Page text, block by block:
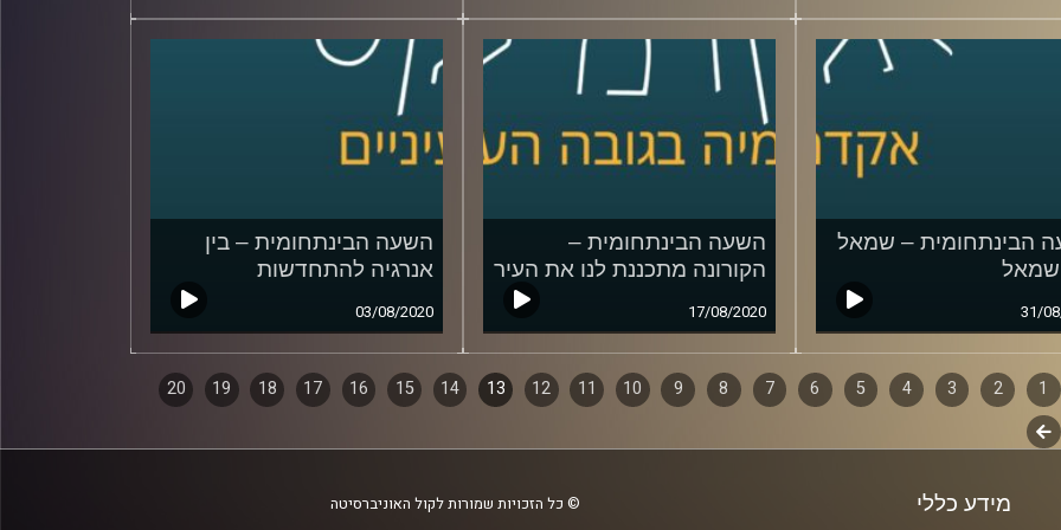
הבינתחומית – שמאל
שמאל
31/
השעה הבינתחומית –
הקורונה מתכננת לנו את העיר
17/08/2020
השעה הבינתחומית – בין
אנרגיה להתחדשות
03/08/2020
1
2
3
4
5
6
7
8
9
10
11
12
13
14
15
16
17
18
19
20
לשלב
מידע כללי © כל הזכויות שמורות לקול האוניברסיטה